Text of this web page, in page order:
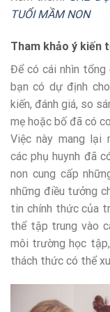
TUỔI MẦM NON
Tham khảo ý kiến
Để có cái nhìn tổng
bạn có dự định
kiến, đánh giá, so
mẹ hoặc bố đã có
Việc này mang
các phụ huynh đã
non cung cấp
những điều tưởng
tin chính thức của
thể tập trung vào
môi trường học
thách thức có thể